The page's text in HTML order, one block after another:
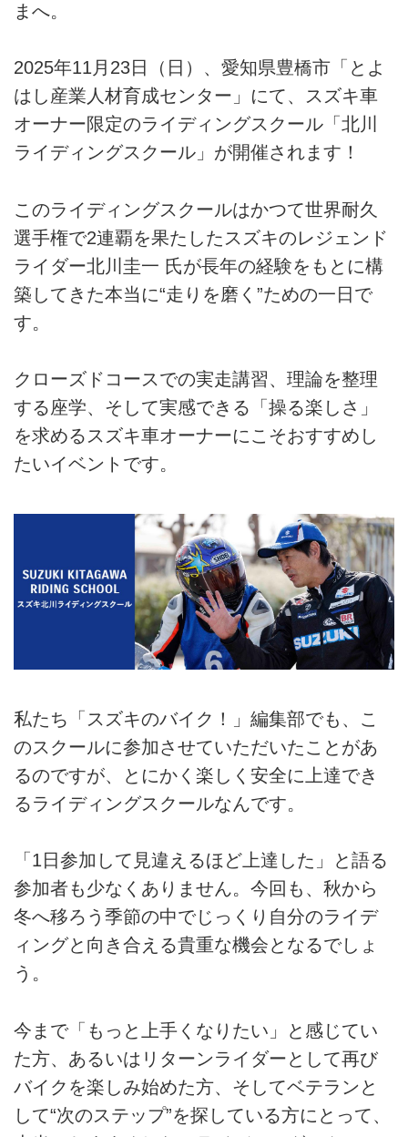
まへ。
2025年11月23日（日）、愛知県豊橋市「とよ
はし産業人材育成センター」にて、スズキ車
オーナー限定のライディングスクール「北川
ライディングスクール」が開催されます！
このライディングスクールはかつて世界耐久
選手権で2連覇を果たしたスズキのレジェンド
ライダー北川圭一 氏が長年の経験をもとに構
築してきた本当に“走りを磨く”ための一日で
す。
クローズドコースでの実走講習、理論を整理
する座学、そして実感できる「操る楽しさ」
を求めるスズキ車オーナーにこそおすすめし
たいイベントです。
私たち「スズキのバイク！」編集部でも、こ
のスクールに参加させていただいたことがあ
るのですが、とにかく楽しく安全に上達でき
るライディングスクールなんです。
「1日参加して見違えるほど上達した」と語る
参加者も少なくありません。今回も、秋から
冬へ移ろう季節の中でじっくり自分のライデ
ィングと向き合える貴重な機会となるでしょ
う。
今まで「もっと上手くなりたい」と感じてい
た方、あるいはリターンライダーとして再び
バイクを楽しみ始めた方、そしてベテランと
して“次のステップ”を探している方にとって、